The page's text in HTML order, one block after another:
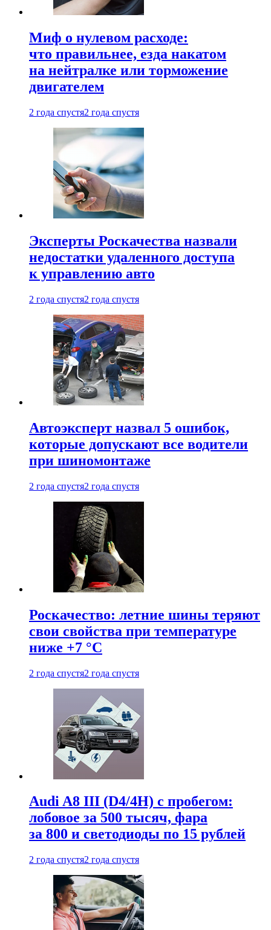
Миф о нулевом расходе:
что правильнее, езда накатом
на нейтралке или торможение
двигателем
2 года спустя2 года спустя
Эксперты Роскачества назвали
недостатки удаленного доступа
к управлению авто
2 года спустя2 года спустя
Автоэксперт назвал 5 ошибок,
которые допускают все водители
при шиномонтаже
2 года спустя2 года спустя
Роскачество: летние шины теряют
свои свойства при температуре
ниже +7 °C
2 года спустя2 года спустя
Audi A8 III (D4/4H) c пробегом:
лобовое за 500 тысяч, фара
за 800 и светодиоды по 15 рублей
2 года спустя2 года спустя